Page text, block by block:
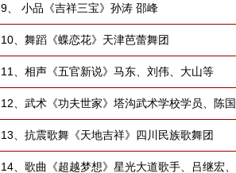
9、 小品《吉祥三宝》孙涛 邵峰
10、舞蹈《蝶恋花》天津芭蕾舞团
11、相声《五官新说》马东、刘伟、大山等
12、武术《功夫世家》塔沟武术学校学员、陈
13、抗震歌舞《天地吉祥》四川民族歌舞团
14、歌曲《超越梦想》星光大道歌手、吕继宏